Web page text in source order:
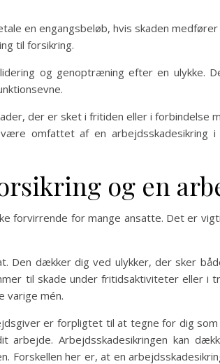
en engangsbeløb, hvis skaden
til forsikring.
og genoptræning efter en
der er sket i fritiden eller i forbindelse
omfattet af en
og en
forvirrende for mange ansatte. Det er
Den dækker dig ved ulykker, der sker
til skade under fritidsaktiviteter eller i
varige mén.
er forpligtet til at tegne for dig
Arbejdsskadesikringen kan
her er, at en